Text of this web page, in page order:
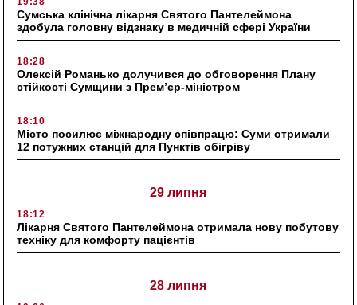
Сумська клінічна лікарня Святого Пантелеймона
здобула головну відзнаку в медичній сфері України
18:28
Олексій Романько долучився до обговорення Плану
стійкості Сумщини з Прем’єр-міністром
18:10
Місто посилює міжнародну співпрацю: Суми отримали
12 потужних станцій для Пунктів обігріву
29 липня
18:12
Лікарня Святого Пантелеймона отримала нову побутову
техніку для комфорту пацієнтів
28 липня